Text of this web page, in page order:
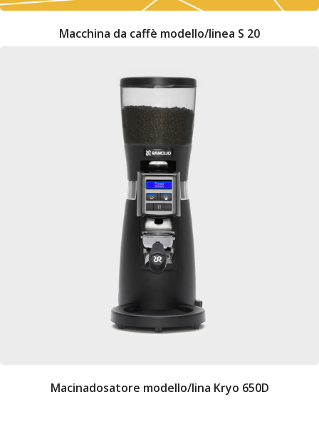
Macchina da caffè modello/linea S 20
Macinadosatore modello/lina Kryo 650D